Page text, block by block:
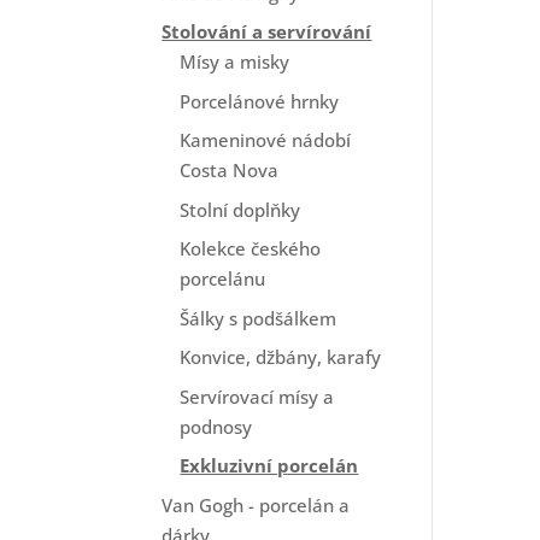
Stolování a servírování
Mísy a misky
Porcelánové hrnky
Kameninové nádobí
Costa Nova
Stolní doplňky
Kolekce českého
porcelánu
Šálky s podšálkem
Konvice, džbány, karafy
Servírovací mísy a
podnosy
Exkluzivní porcelán
Van Gogh - porcelán a
dárky